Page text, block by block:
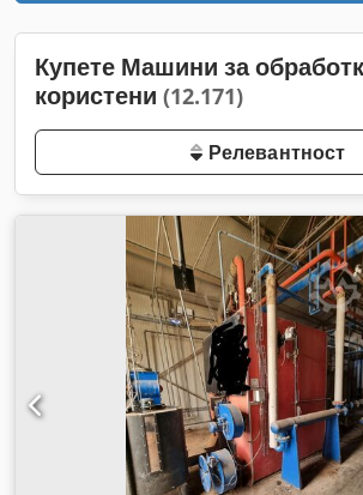
Купете Машини за
користени (12.171)
Релевантност